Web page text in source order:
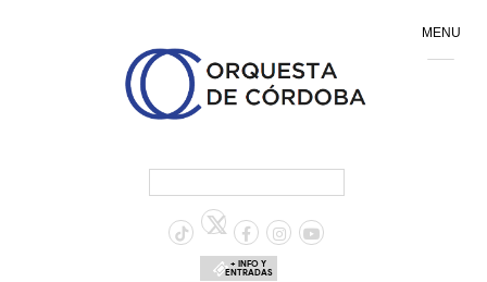
+ INFO Y
ENTRADAS
MENU